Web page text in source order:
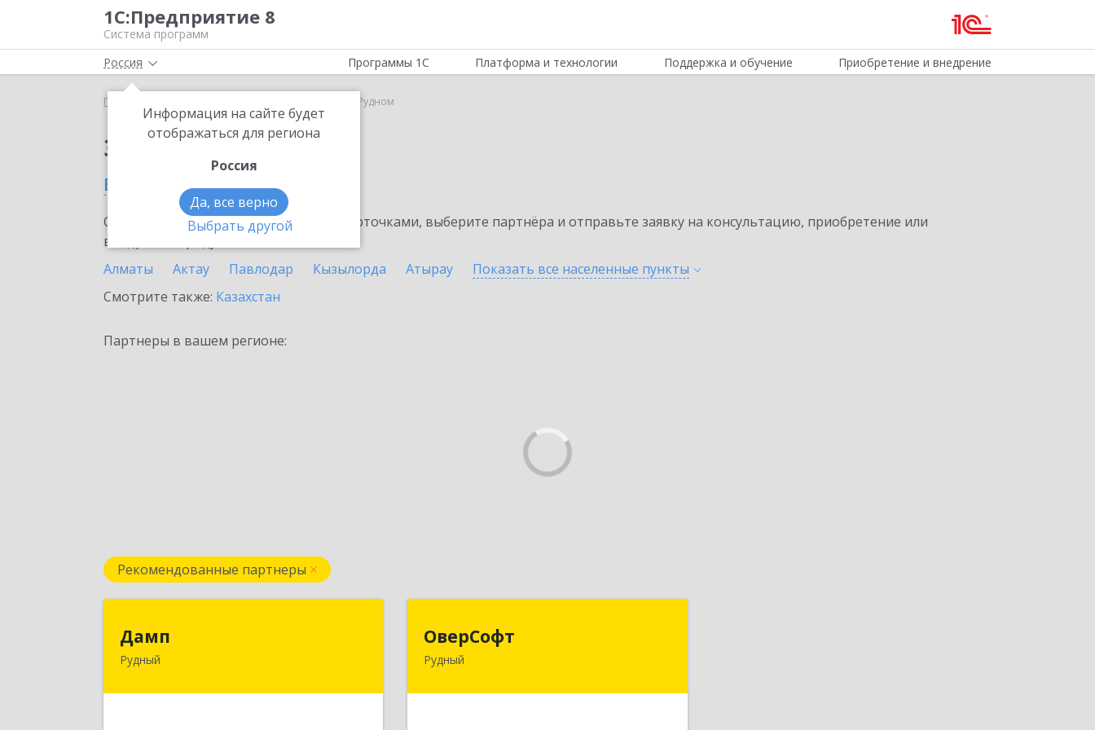
1С:Предприятие 8
Система программ
Россия
Информация на сайте будет
отображаться для региона
Россия
Да, все верно
Выбрать другой
Программы 1С Платформа и технологии Поддержка и обучение Приобретение и внедрение
Главная 1С:ЕГИСЗ в Рудном
Заказать 1С:ЕГИСЗ
в Рудном
Ознакомьтесь с информационными карточками, выберите партнёра и отправьте заявку на консультацию, приобретение или
внедрение продукта.
Алматы
Актау Павлодар Кызылорда Атырау Показать все населенные пункты
Смотрите также: Казахстан
Партнеры в вашем регионе:
Рекомендованные партнеры
Дамп
Рудный
ОверСофт
РудныйКАЗАХСТАН , 111500, Костанайская